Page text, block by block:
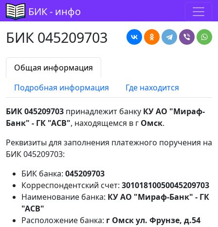
БИК - инфо
БИК 045209703
Общая информация
Подробная информация
Где находится
БИК 045209703 принадлежит банку КУ АО "Мираф-
Банк" - ГК "АСВ", находящемся в г Омск.
Реквизиты для заполнения платежного поручения на
БИК 045209703:
БИК банка: 045209703
Корреспондентский счет: 30101810050045209703
Наименование банка: КУ АО "Мираф-Банк" - ГК
"АСВ"
Расположение банка: г Омск ул. Фрунзе, д.54